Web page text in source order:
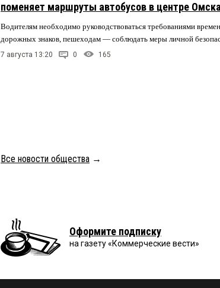
поменяет маршруты автобусов в центре
Водителям необходимо руководствоваться требованиями
дорожных знаков, пешеходам — соблюдать меры личной
7 августа 13:20 0 165
Все новости общества →
Оформите подписку
на газету «Коммерческие вести»